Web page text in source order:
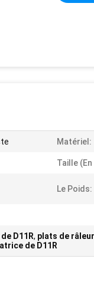
Matériel:
Taille (en
Le Poids:
D11R, plats de
de D11R